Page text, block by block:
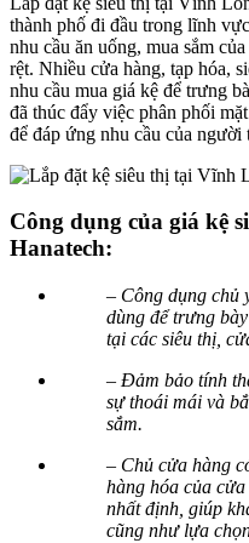
thành phố đi đầu trong lĩnh
nhu cầu ăn uống, mua sắm
rệt. Nhiều cửa hàng, tạp hóa,
nhu cầu mua giá kệ để trưng
đã thúc đẩy việc phân phối
để đáp ứng nhu cầu của người
Công dụng của giá kệ
Hanatech:
– Công dụng chủ
dùng để trưng
tại các siêu thị,
– Đảm bảo tính
sự thoái mái và
sắm.
– Chủ cửa hàng
hàng hóa của
nhất định, giúp
cũng như lựa